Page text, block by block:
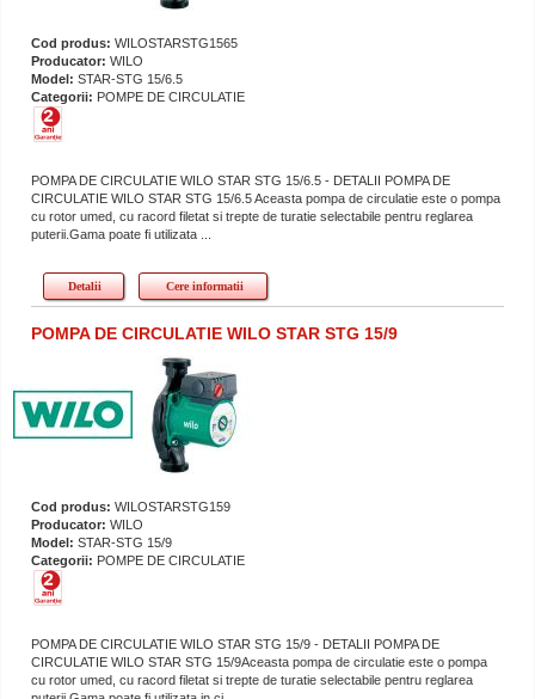
Cod produs: WILOSTARSTG1565
Producator: WILO
Model: STAR-STG 15/6.5
Categorii: POMPE DE CIRCULATIE
POMPA DE CIRCULATIE WILO STAR STG 15/6.5 - DETALII POMPA DE
CIRCULATIE WILO STAR STG 15/6.5 Aceasta pompa de circulatie este o pompa
cu rotor umed, cu racord filetat si trepte de turatie selectabile pentru reglarea
puterii.Gama poate fi utilizata ...
Detalii Cere informatii
POMPA DE CIRCULATIE WILO STAR STG 15/9
Cod produs: WILOSTARSTG159
Producator: WILO
Model: STAR-STG 15/9
Categorii: POMPE DE CIRCULATIE
POMPA DE CIRCULATIE WILO STAR STG 15/9 - DETALII POMPA DE
CIRCULATIE WILO STAR STG 15/9Aceasta pompa de circulatie este o pompa
cu rotor umed, cu racord filetat si trepte de turatie selectabile pentru reglarea